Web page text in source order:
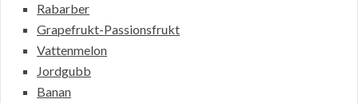
Rabarber
Grapefrukt-Passionsfrukt
Vattenmelon
Jordgubb
Banan